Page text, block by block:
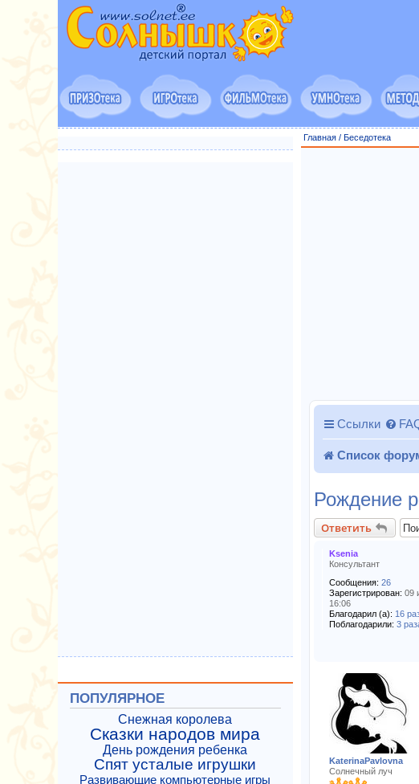
Главная/ Беседотека
Ссылки
Список
Рождение
Ответить
Ksenia
Консультант
Сообщения: 26
Зарегистрирован: 09
16:06
Благодарил (а): 16
Поблагодарили: 3
KaterinaPavlovna
Солнечный луч
ПОПУЛЯРНОЕ
Снежная королева
Сказки народов мира
День рождения ребенка
Спят усталые игрушки
Развивающие компьютерные игры